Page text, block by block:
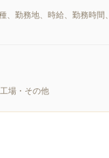
勤務地、時給、勤務時間、
場・その他